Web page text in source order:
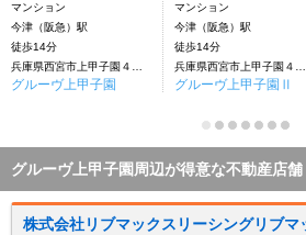
マンション
今津（阪急）駅
徒歩14分
グルーヴ上甲子園
マンション
今津（阪急）駅
徒歩14分
グルーヴ上甲子園Ⅱ
グルーヴ上甲子園周辺が得意な不動産店舗
株式会社リブマックスリーシングリブマ